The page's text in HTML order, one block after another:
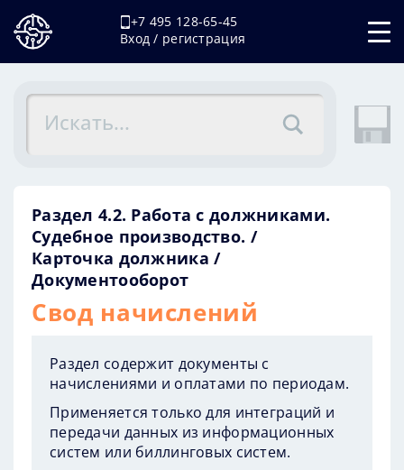
+7 495 128-65-45
Вход / регистрация
Раздел 4.2. Работа с должниками.
Судебное производство.
Карточка должника
Документооборот
Свод начислений
Раздел содержит документы с
начислениями и оплатами по периодам.
Применяется только для интеграций и
передачи данных из информационных
систем или биллинговых систем.